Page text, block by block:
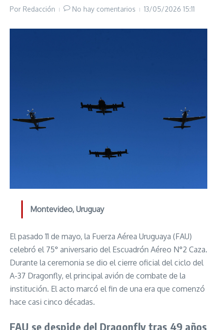
Por Redacción No hay comentarios 13/05/2026 15:11
Montevideo, Uruguay
El pasado 11 de mayo, la Fuerza Aérea Uruguaya (FAU)
celebró el 75° aniversario del Escuadrón Aéreo N°2 Caza.
Durante la ceremonia se dio el cierre oficial del ciclo del
A-37 Dragonfly, el principal avión de combate de la
institución. El acto marcó el fin de una era que comenzó
hace casi cinco décadas.
FAU se despide del Dragonfly tras 49 años